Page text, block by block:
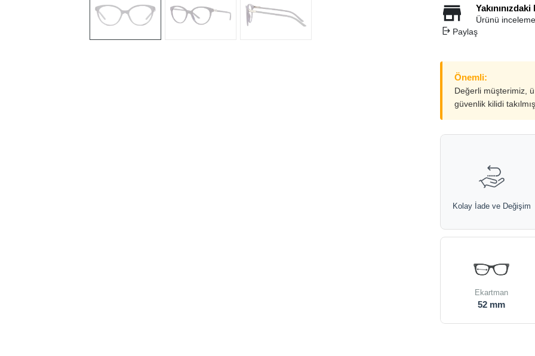
Ürünü
Paylaş
Önemli:
Değerli müşterimiz,
güvenlik kilidi
Kolay İade ve Değişim
Ekartman
52 mm